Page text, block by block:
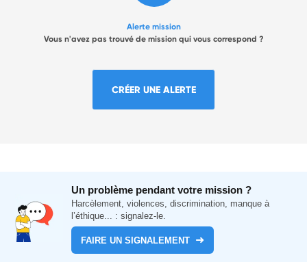
Alerte mission
Vous n'avez pas trouvé de mission qui vous correspond ?
CRÉER UNE ALERTE
Un problème pendant votre mission ?
Harcèlement, violences, discrimination, manque à
l’éthique... : signalez-le.
FAIRE UN SIGNALEMENT